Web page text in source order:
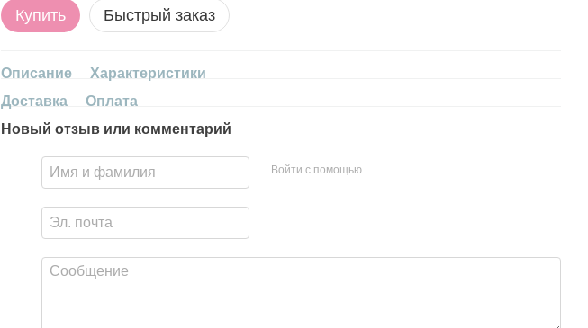
Купить Быстрый заказ
Описание
Характеристики
Доставка
Оплата
Новый отзыв или комментарий
Войти с помощью